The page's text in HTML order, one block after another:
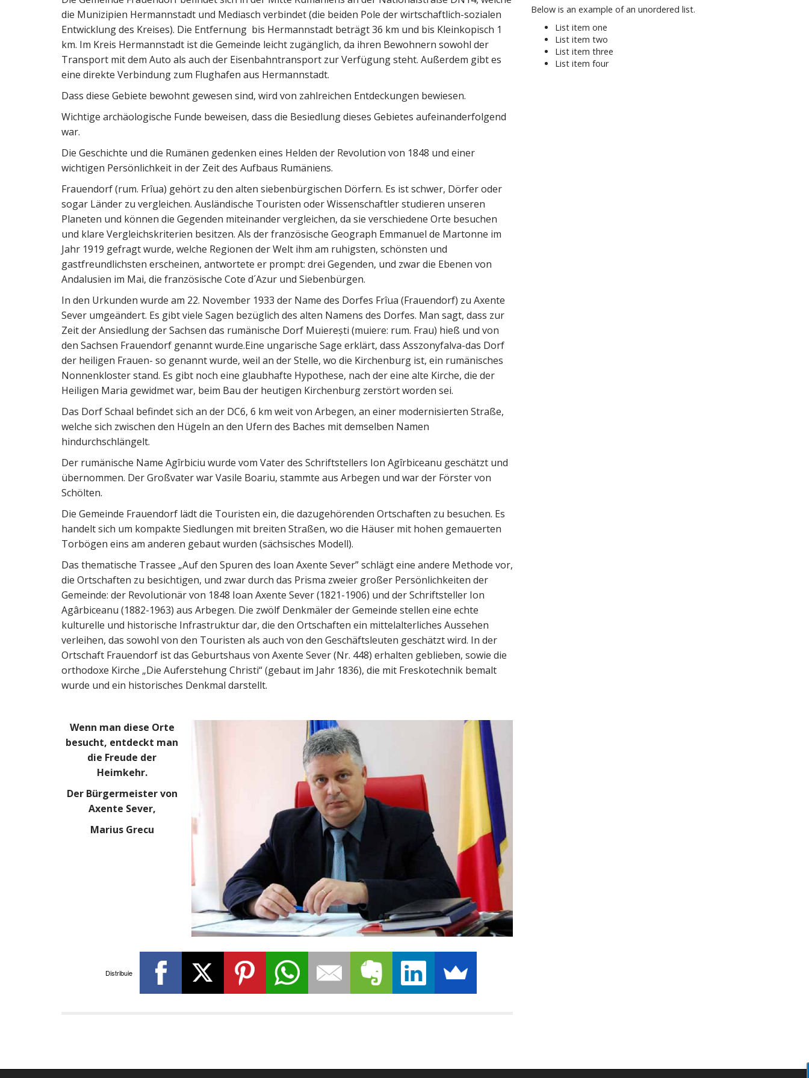
C
die Munizipien Hermannstadt und Mediasch verbindet (die beiden Pole der wirtschaftlich-sozialen
Entwicklung des Kreises). Die Entfernung bis Hermannstadt beträgt 36 km und bis Kleinkopisch 1
km. Im Kreis Hermannstadt ist die Gemeinde leicht zugänglich, da ihren Bewohnern sowohl der
Transport mit dem Auto als auch der Eisenbahntransport zur Verfügung steht. Außerdem gibt es
eine direkte Verbindung zum Flughafen aus Hermannstadt.
Dass diese Gebiete bewohnt gewesen sind, wird von zahlreichen Entdeckungen bewiesen.
Wichtige archäologische Funde beweisen, dass die Besiedlung dieses Gebietes aufeinanderfolgend
war.
Die Geschichte und die Rumänen gedenken eines Helden der Revolution von 1848 und einer
wichtigen Persönlichkeit in der Zeit des Aufbaus Rumäniens.
Frauendorf (rum. Frîua) gehört zu den alten siebenbürgischen Dörfern. Es ist schwer, Dörfer oder
sogar Länder zu vergleichen. Ausländische Touristen oder Wissenschaftler studieren unseren
Planeten und können die Gegenden miteinander vergleichen, da sie verschiedene Orte besuchen
und klare Vergleichskriterien besitzen. Als der französische Geograph Emmanuel de Martonne im
Jahr 1919 gefragt wurde, welche Regionen der Welt ihm am ruhigsten, schönsten und
gastfreundlichsten erscheinen, antwortete er prompt: drei Gegenden, und zwar die Ebenen von
Andalusien im Mai, die französische Cote d´Azur und Siebenbürgen.
In den Urkunden wurde am 22. November 1933 der Name des Dorfes Frîua (Frauendorf) zu Axente
Sever umgeändert. Es gibt viele Sagen bezüglich des alten Namens des Dorfes. Man sagt, dass zur
Zeit der Ansiedlung der Sachsen das rumänische Dorf Muiereşti (muiere: rum. Frau) hieß und von
den Sachsen Frauendorf genannt wurde.Eine ungarische Sage erklärt, dass Asszonyfalva-das Dorf
der heiligen Frauen- so genannt wurde, weil an der Stelle, wo die Kirchenburg ist, ein rumänisches
Nonnenkloster stand. Es gibt noch eine glaubhafte Hypothese, nach der eine alte Kirche, die der
Heiligen Maria gewidmet war, beim Bau der heutigen Kirchenburg zerstört worden sei.
Das Dorf Schaal befindet sich an der DC6, 6 km weit von Arbegen, an einer modernisierten Straße,
welche sich zwischen den Hügeln an den Ufern des Baches mit demselben Namen
hindurchschlängelt.
Der rumänische Name Agîrbiciu wurde vom Vater des Schriftstellers Ion Agîrbiceanu geschätzt und
übernommen. Der Großvater war Vasile Boariu, stammte aus Arbegen und war der Förster von
Schölten.
Die Gemeinde Frauendorf lädt die Touristen ein, die dazugehörenden Ortschaften zu besuchen. Es
handelt sich um kompakte Siedlungen mit breiten Straßen, wo die Häuser mit hohen gemauerten
Torbögen eins am anderen gebaut wurden (sächsisches Modell).
Das thematische Trassee „Auf den Spuren des Ioan Axente Sever” schlägt eine andere Methode vor,
die Ortschaften zu besichtigen, und zwar durch das Prisma zweier großer Persönlichkeiten der
Gemeinde: der Revolutionär von 1848 Ioan Axente Sever (1821-1906) und der Schriftsteller Ion
Agârbiceanu (1882-1963) aus Arbegen. Die zwölf Denkmäler der Gemeinde stellen eine echte
kulturelle und historische Infrastruktur dar, die den Ortschaften ein mittelalterliches Aussehen
verleihen, das sowohl von den Touristen als auch von den Geschäftsleuten geschätzt wird. In der
Ortschaft Frauendorf ist das Geburtshaus von Axente Sever (Nr. 448) erhalten geblieben, sowie die
orthodoxe Kirche „Die Auferstehung Christi“ (gebaut im Jahr 1836), die mit Freskotechnik bemalt
wurde und ein historisches Denkmal darstellt.
Wenn man diese Orte
besucht, entdeckt man
die Freude der
Heimkehr.
Der Bürgermeister von
Axente Sever,
Marius Grecu
Distribuie
Below is an example of an unordered list.
List item one
List item two
List item three
List item four